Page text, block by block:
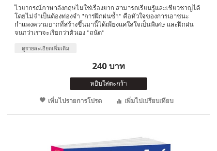
ไวยากรณ์ภาษาอังกฤษไม่ใช่เรื่องยาก สามารถเรียนรู้และเชียวชาญได้
โดยไม่จำเป็นต้องท่องจำ "การฝึกฝนซ้ำ" คือหัวใจของการเอาชนะ
กำเเพงความยากที่สร้างขึ้นมานี้ได้เพียงแค่ใส่ใจเป็นพิเศษ และฝึกฝน
จนกว่าเราจะเรียกว่าตัวเอง "ถนัด"
ดูรายละเอียดเพิ่มเติม
240 บาท
หยิบใส่ตะกร้า
เพิ่มไปรายการโปรด
เพิ่มไปเปรียบเทียบ